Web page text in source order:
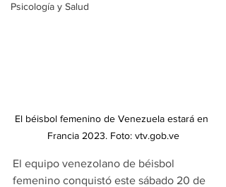
Psicología y Salud
El béisbol femenino de Venezuela estará en
Francia 2023. Foto: vtv.gob.ve
El equipo venezolano de béisbol
femenino conquistó este sábado 20 de